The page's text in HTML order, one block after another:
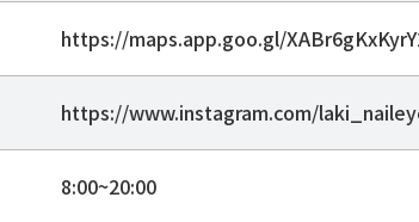
https://maps.app.goo.gl/
https://www.instagram.com/
8:00~20:00